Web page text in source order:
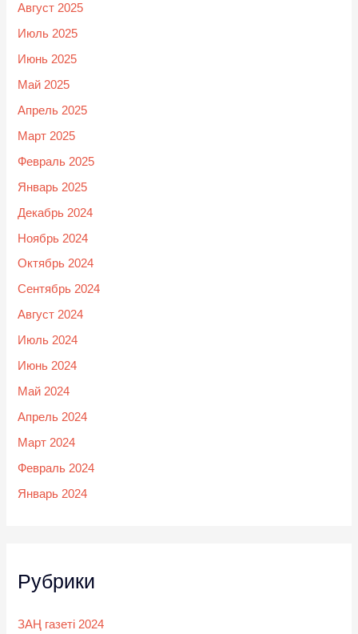
Август 2025
Июль 2025
Июнь 2025
Май 2025
Апрель 2025
Март 2025
Февраль 2025
Январь 2025
Декабрь 2024
Ноябрь 2024
Октябрь 2024
Сентябрь 2024
Август 2024
Июль 2024
Июнь 2024
Май 2024
Апрель 2024
Март 2024
Февраль 2024
Январь 2024
Рубрики
ЗАҢ газеті 2024